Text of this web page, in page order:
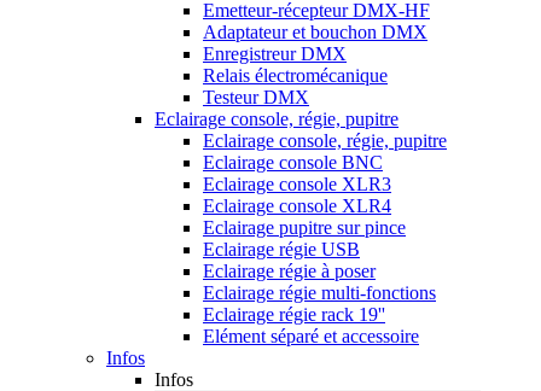
Emetteur-récepteur DMX-HF
Adaptateur et bouchon DMX
Enregistreur DMX
Relais électromécanique
Testeur DMX
Eclairage console, régie, pupitre
Eclairage console, régie, pupitre
Eclairage console BNC
Eclairage console XLR3
Eclairage console XLR4
Eclairage pupitre sur pince
Eclairage régie USB
Eclairage régie à poser
Eclairage régie multi-fonctions
Eclairage régie rack 19''
Elément séparé et accessoire
Infos
Infos